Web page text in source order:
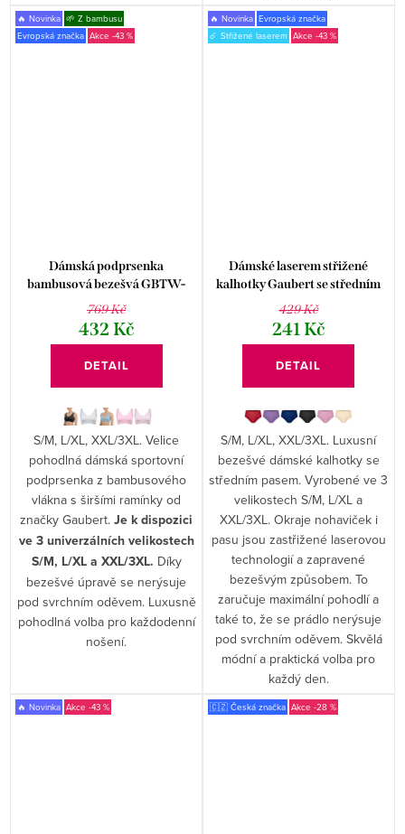
🔥 Novinka 🌱 Z bambusu
Evropská značka
-43 %
Dámská podprsenka
bambusová bezešvá GBTW-
3106
769 Kč
432 Kč
DETAIL
S/M, L/XL, XXL/3XL. Velice
pohodlná dámská sportovní
podprsenka z bambusového
vlákna s širšími ramínky od
značky Gaubert.Je k dispozici
ve 3 univerzálních velikostech
S/M, L/XL a XXL/3XL. Díky
bezešvé úpravě se nerýsuje
pod svrchním oděvem. Luxusně
pohodlná volba pro každodenní
nošení.
🔥 Novinka Evropská značka
☄️ Střižené laserem
-43 %
Dámské laserem střižené
kalhotky Gaubert se středním
pasem GBTW-951
429 Kč
241 Kč
DETAIL
S/M, L/XL, XXL/3XL. Luxusní
bezešvé dámské kalhotky se
středním pasem. Vyrobené ve 3
velikostech S/M, L/XL a
XXL/3XL. Okraje nohaviček i
pasu jsou zastřižené laserovou
technologií a zapravené
bezešvým způsobem. To
zaručuje maximální pohodlí a
také to, že se prádlo nerýsuje
pod svrchním oděvem. Skvělá
módní a praktická volba pro
každý den.
🔥 Novinka -43 % 🇨🇿 Česká značka -28 %